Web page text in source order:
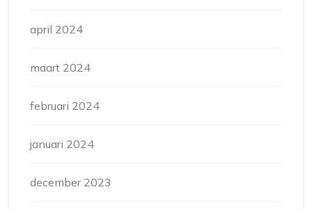
april 2024
maart 2024
februari 2024
januari 2024
december 2023